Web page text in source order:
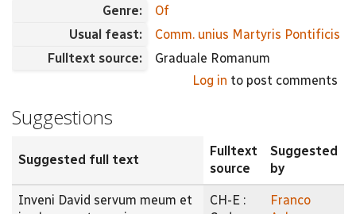
Genre:
Of
Usual feast:
Comm. unius Martyris Pontificis
Fulltext source:
Graduale Romanum
Log in to post comments
Suggestions
Suggested full text
Fulltext
source
Suggested
by
Inveni David servum meum et
CH-E :
Franco